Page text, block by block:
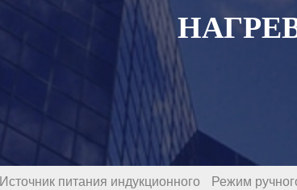
Источник питания индукционного Режим